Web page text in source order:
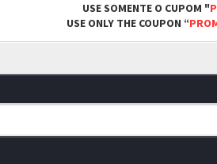
USE SOMENTE O CUPOM "
USE ONLY THE COUPON “